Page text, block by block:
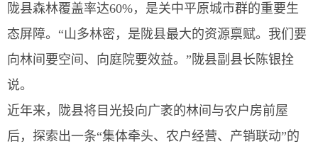
陇县森林覆盖率达60%，是关中平原城市群的重要生
态屏障。“山多林密，是陇县最大的资源禀赋。我们要
向林间要空间、向庭院要效益。”陇县副县长陈银拴
说。
近年来，陇县将目光投向广袤的林间与农户房前屋
后，探索出一条“集体牵头、农户经营、产销联动”的